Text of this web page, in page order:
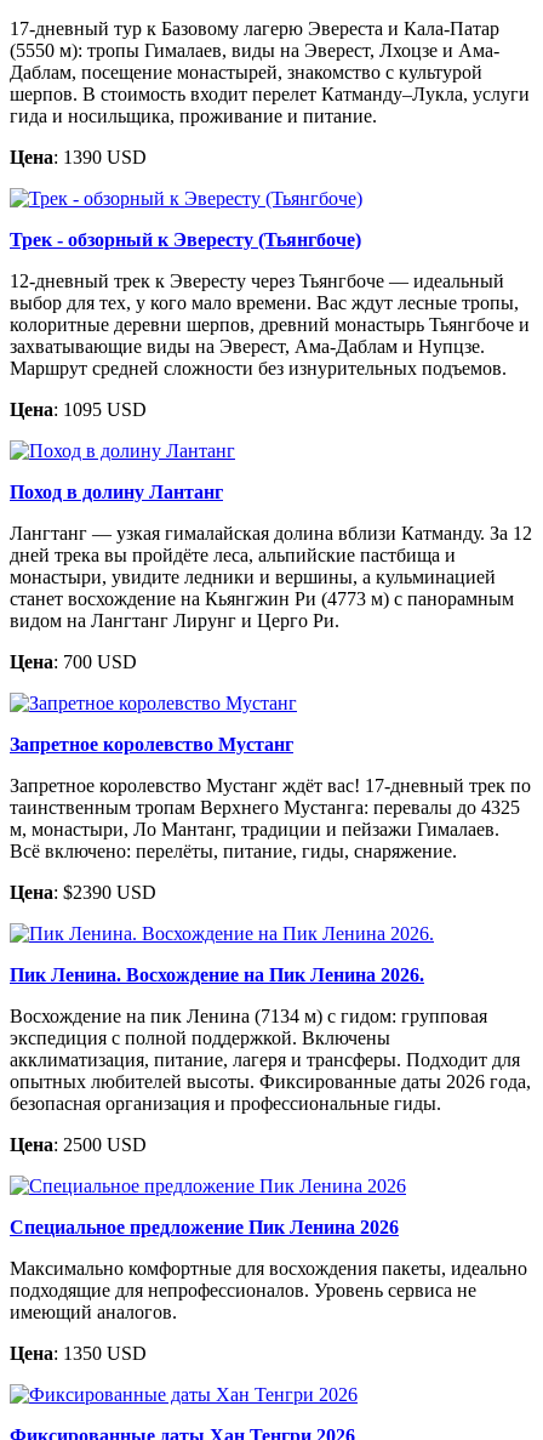
17-дневный тур к Базовому лагерю Эвереста и Кала-Патар
(5550 м): тропы Гималаев, виды на Эверест, Лхоцзе и Ама-
Даблам, посещение монастырей, знакомство с культурой
шерпов. В стоимость входит перелет Катманду–Лукла, услуги
гида и носильщика, проживание и питание.
Цена: 1390 USD
Трек - обзорный к Эвересту (Тьянгбоче)
12-дневный трек к Эвересту через Тьянгбоче — идеальный
выбор для тех, у кого мало времени. Вас ждут лесные тропы,
колоритные деревни шерпов, древний монастырь Тьянгбоче и
захватывающие виды на Эверест, Ама-Даблам и Нупцзе.
Маршрут средней сложности без изнурительных подъемов.
Цена: 1095 USD
Поход в долину Лантанг
Лангтанг — узкая гималайская долина вблизи Катманду. За 12
дней трека вы пройдёте леса, альпийские пастбища и
монастыри, увидите ледники и вершины, а кульминацией
станет восхождение на Кьянгжин Ри (4773 м) с панорамным
видом на Лангтанг Лирунг и Церго Ри.
Цена: 700 USD
Запретное королевство Мустанг
Запретное королевство Мустанг ждёт вас! 17-дневный трек по
таинственным тропам Верхнего Мустанга: перевалы до 4325
м, монастыри, Ло Мантанг, традиции и пейзажи Гималаев.
Всё включено: перелёты, питание, гиды, снаряжение.
Цена: $2390 USD
Пик Ленина. Восхождение на Пик Ленина 2026.
Восхождение на пик Ленина (7134 м) с гидом: групповая
экспедиция с полной поддержкой. Включены
акклиматизация, питание, лагеря и трансферы. Подходит для
опытных любителей высоты. Фиксированные даты 2026 года,
безопасная организация и профессиональные гиды.
Цена: 2500 USD
Специальное предложение Пик Ленина 2026
Максимально комфортные для восхождения пакеты, идеально
подходящие для непрофессионалов. Уровень сервиса не
имеющий аналогов.
Цена: 1350 USD